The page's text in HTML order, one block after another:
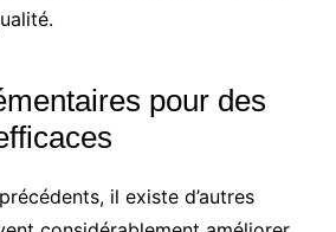
pour des
il existe d’autres